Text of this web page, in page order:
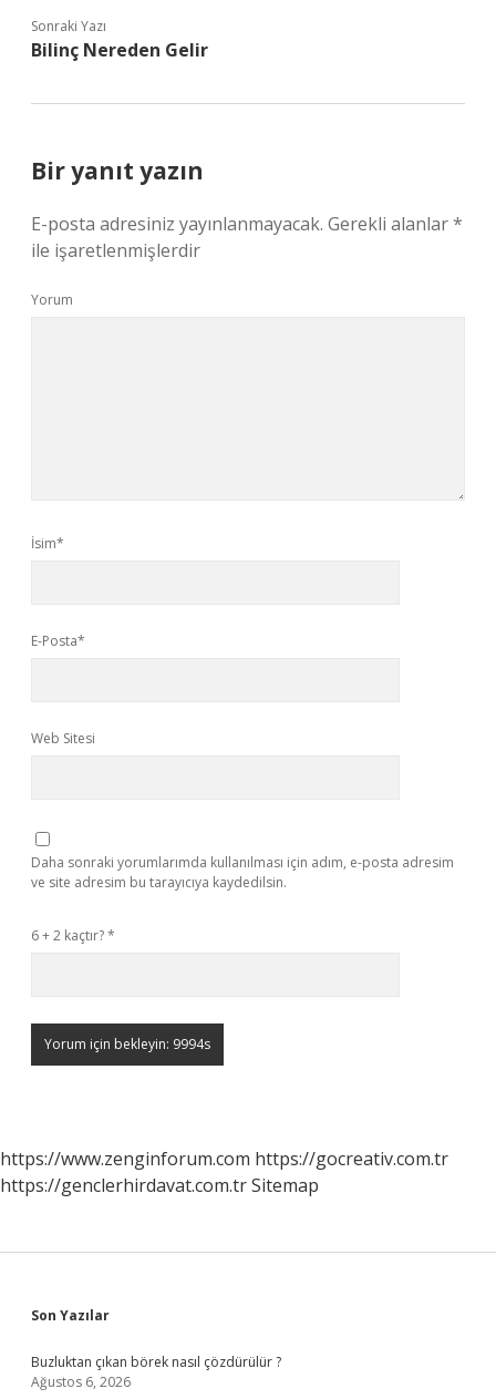
Sonraki Yazı
Bilinç Nereden Gelir
Bir yanıt yazın
E-posta adresiniz yayınlanmayacak. Gerekli alanlar*
ile işaretlenmişlerdir
Yorum
İsim*
E-Posta*
Web Sitesi
Daha sonraki yorumlarımda kullanılması için adım, e-posta adresim
ve site adresim bu tarayıcıya kaydedilsin.
6 + 2 kaçtır?*
https://www.zenginforum.com https://gocreativ.com.tr
https://genclerhirdavat.com.trSitemap
Sidebar
Son Yazılar
Buzluktan çıkan börek nasıl çözdürülür ?
Ağustos 6, 2026